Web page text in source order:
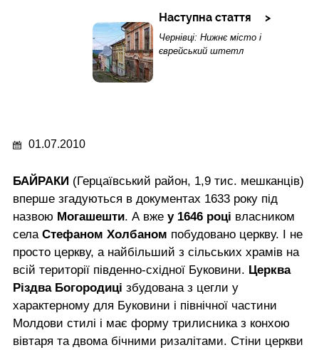
Наступна стаття
Чернівці: Нижнє місто і
єврейський штетл
01.07.2010
БАЙРАКИ (Герцаївський район, 1,9 тис. мешканців)
вперше згадуються в документах 1633 року під
назвою Могашешти. А вже у 1646 році власником
села Стефаном Холбаном побудовано церкву. І не
просто церкву, а найбільший з сільських храмів на
всій території південно-східної Буковини. Церква
Різдва Богородиці збудована з цегли у
характерному для Буковини і північної частини
Молдови стилі і має форму трилисника з конхою
вівтаря та двома бічними ризалітами. Стіни церкви